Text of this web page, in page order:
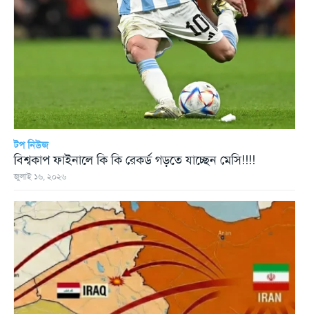
টপ নিউজ
বিশ্বকাপ ফাইনালে কি কি রেকর্ড গড়তে যাচ্ছেন মেসি!!!!
জুলাই ১৬, ২০২৬